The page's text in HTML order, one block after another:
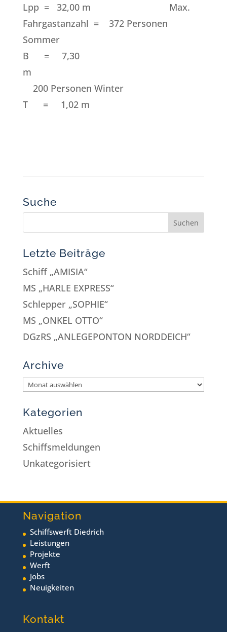
Lpp = 32,00 m Max.
Fahrgastanzahl = 372 Personen
Sommer
B = 7,30
m
200 Personen Winter
T = 1,02 m
Suche
Letzte Beiträge
Schiff „AMISIA“
MS „HARLE EXPRESS“
Schlepper „SOPHIE“
MS „ONKEL OTTO“
DGzRS „ANLEGEPONTON NORDDEICH“
Archive
Kategorien
Aktuelles
Schiffsmeldungen
Unkategorisiert
Navigation
Schiffswerft Diedrich
Leistungen
Projekte
Werft
Jobs
Neuigkeiten
Kontakt